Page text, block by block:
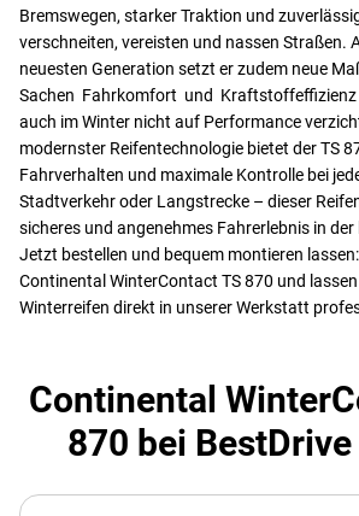
Bremswegen, starker Traktion und
verschneiten, vereisten und nassen Straßen.
neuesten Generation setzt er zudem neue
Sachen Fahrkomfort und Kraftstoffeffizienz
auch im Winter nicht auf Performance
modernster Reifentechnologie bietet der TS
Fahrverhalten und maximale Kontrolle bei
Stadtverkehr oder Langstrecke – dieser
sicheres und angenehmes Fahrerlebnis in
Jetzt bestellen und bequem montieren
Continental WinterContact TS 870 und lassen
Winterreifen direkt in unserer Werkstatt
Continental
870 bei